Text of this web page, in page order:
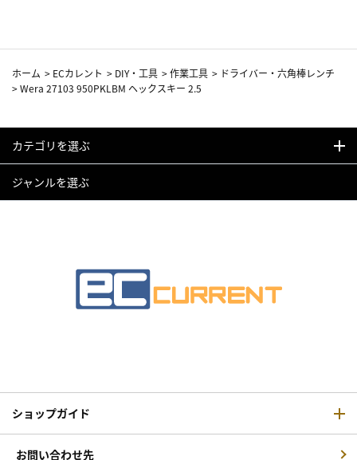
ホーム > ECカレント > DIY・工具 >作業工具 > ドライバー・六角棒レンチ
>Wera 27103 950PKLBM ヘックスキー 2.5
カテゴリを選ぶ
ジャンルを選ぶ
ショップガイド
お問い合わせ先